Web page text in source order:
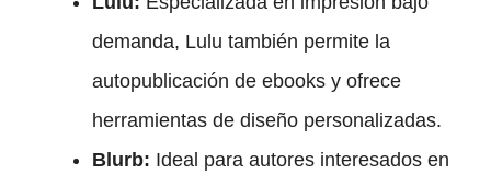
demanda, Lulu también permite la
autopublicación de ebooks y ofrece
herramientas de diseño personalizadas.
Blurb: Ideal para autores interesados en